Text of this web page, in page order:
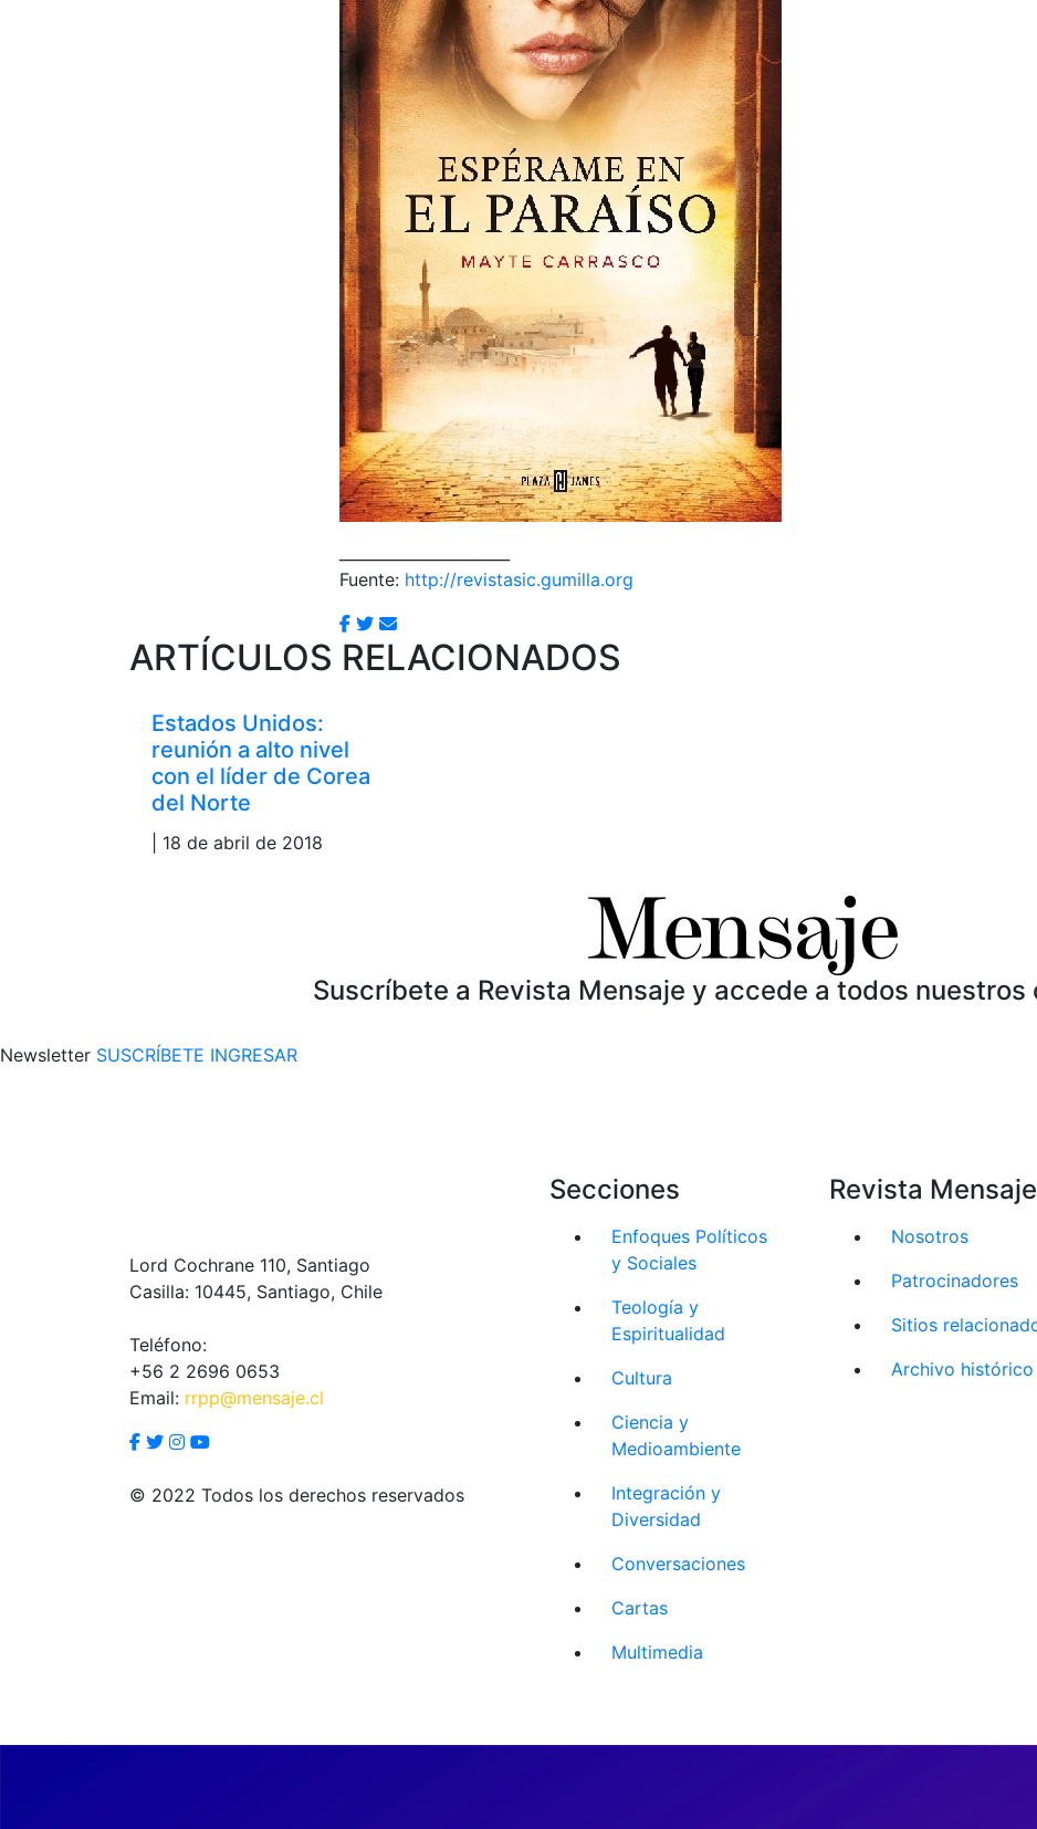
Fuente: http://revistasic.gumilla.org
ARTÍCULOS RELACIONADOS
Estados Unidos:
reunión a alto nivel
con el líder de Corea
del Norte
| 18 de abril de 2018
Suscríbete a Revista Mensaje y accede a todos nuestros
Newsletter SUSCRÍBETE INGRESAR
Lord Cochrane 110, Santiago
Casilla: 10445, Santiago, Chile
Teléfono:
+56 2 2696 0653
Email: rrpp@mensaje.cl
© 2022 Todos los derechos reservados
Secciones
Enfoques Políticos
y Sociales
Teología y
Espiritualidad
Cultura
Ciencia y
Medioambiente
Integración y
Diversidad
Conversaciones
Cartas
Multimedia
Revista Mensaje
Nosotros
Patrocinadores
Sitios
Archivo histórico